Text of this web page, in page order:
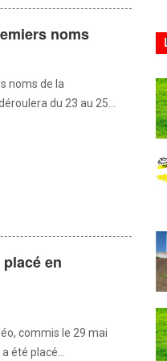
noms
noms de la
du 23 au 25...
en
commis le 29 mai
été placé...